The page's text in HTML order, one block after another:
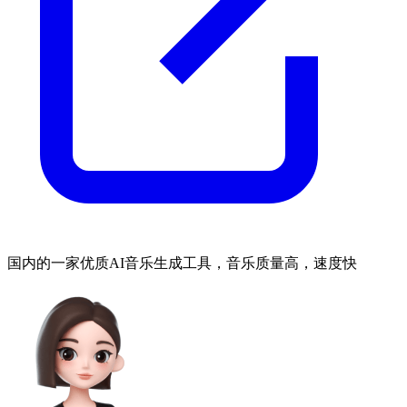
国内的一家优质AI音乐生成工具，音乐质量高，速度快